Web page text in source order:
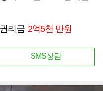
권리금 2억5천 만원
SMS상담